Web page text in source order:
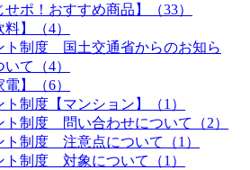
ポ！おすすめ商品】（33）
】（4）
ト制度 国土交通省からのお知ら
て（4）
】（6）
制度【マンション】（1）
ト制度 問い合わせについて（2）
ト制度 注意点について（1）
ト制度 対象について（1）